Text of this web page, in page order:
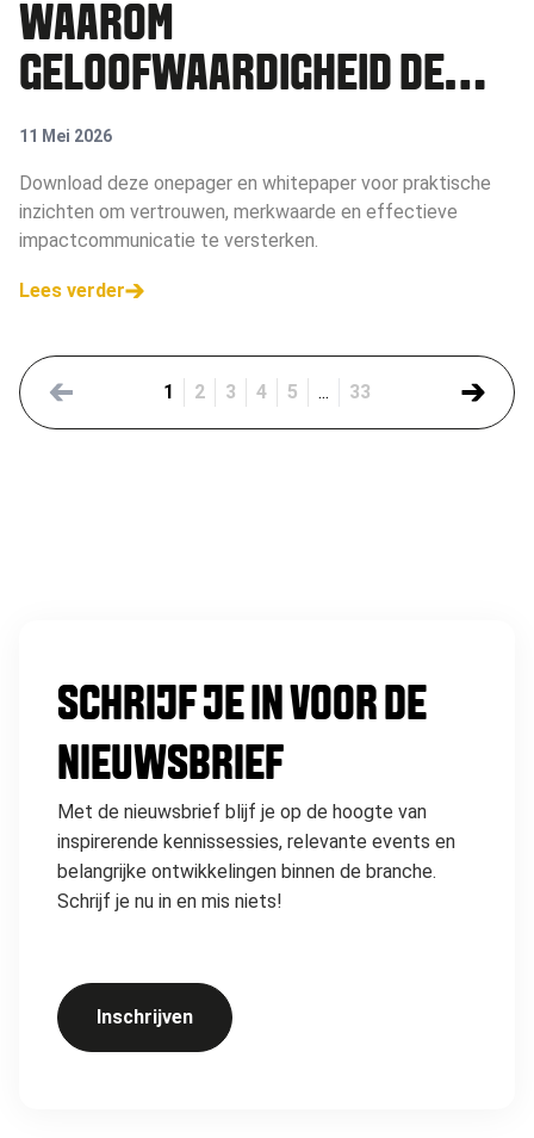
WAAROM
GELOOFWAARDIGHEID DE
NIEUWE HEFBOOM IS VOOR
MAATSCHAPPELIJKE IMPACT
11 Mei 2026
Download deze onepager en whitepaper voor praktische
inzichten om vertrouwen, merkwaarde en effectieve
impactcommunicatie te versterken.
Lees verder
1 2 3 4 5 ... 33
SCHRIJF JE IN VOOR DE
NIEUWSBRIEF
Met de nieuwsbrief blijf je op de hoogte van
inspirerende kennissessies, relevante events en
belangrijke ontwikkelingen binnen de branche.
Schrijf je nu in en mis niets!
Inschrijven